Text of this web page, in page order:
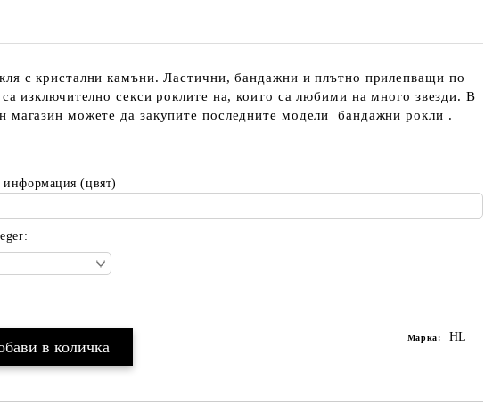
с кристални камъни. Ластични, бандажни и плътно прилепващи по
изключително секси роклите на, които са любими на много звезди. В
магазин можете да закупите последните модели бандажни рокли .
(цвят)
Марка: HL